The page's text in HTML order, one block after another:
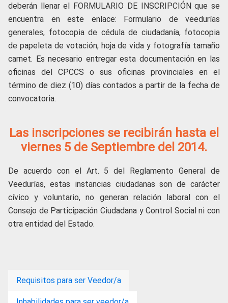
deberán llenar el FORMULARIO DE INSCRIPCIÓN que se
encuentra en este enlace: Formulario de veedurías
generales, fotocopia de cédula de ciudadanía, fotocopia
de papeleta de votación, hoja de vida y fotografía tamaño
carnet. Es necesario entregar esta documentación en las
oficinas del CPCCS o sus oficinas provinciales en el
término de diez (10) días contados a partir de la fecha de
convocatoria.
Las inscripciones se recibirán hasta el
viernes 5 de Septiembre del 2014.
De acuerdo con el Art. 5 del Reglamento General de
Veedurías, estas instancias ciudadanas son de carácter
cívico y voluntario, no generan relación laboral con el
Consejo de Participación Ciudadana y Control Social ni con
otra entidad del Estado.
Requisitos para ser Veedor/a